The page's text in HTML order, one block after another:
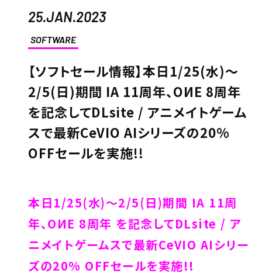
25.JAN.2023
SOFTWARE
【ソフトセール情報】本日1/25(水)～
2/5(日)期間 IA 11周年、OИE 8周年
を記念してDLsite / アニメイトゲーム
スで最新CeVIO AIシリーズの20%
OFFセールを実施!!
本日1/25(水)～2/5(日)期間 IA 11周
年、OИE 8周年 を記念してDLsite / ア
ニメイトゲームスで最新CeVIO AIシリー
ズの20% OFFセールを実施!!